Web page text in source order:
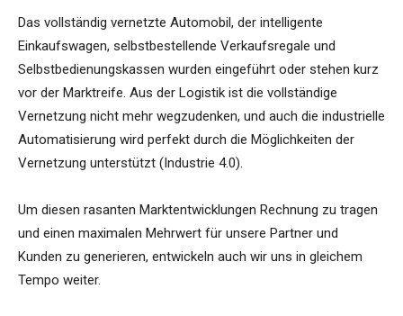
Das vollständig vernetzte Automobil, der intelligente
Einkaufswagen, selbstbestellende Verkaufsregale und
Selbstbedienungskassen wurden eingeführt oder stehen kurz
vor der Marktreife. Aus der Logistik ist die vollständige
Vernetzung nicht mehr wegzudenken, und auch die industrielle
Automatisierung wird perfekt durch die Möglichkeiten der
Vernetzung unterstützt (Industrie 4.0).
Um diesen rasanten Marktentwicklungen Rechnung zu tragen
und einen maximalen Mehrwert für unsere Partner und
Kunden zu generieren, entwickeln auch wir uns in gleichem
Tempo weiter.